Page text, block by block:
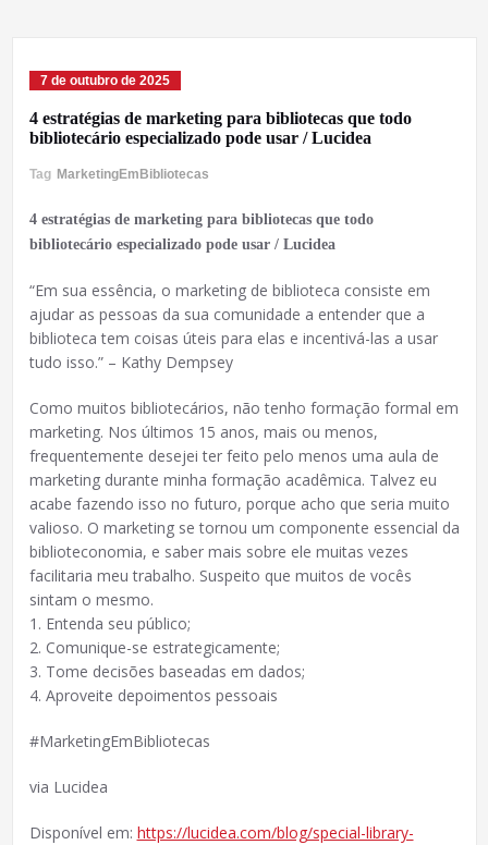
7 de outubro de 2025
4 estratégias de marketing para bibliotecas que todo
bibliotecário especializado pode usar / Lucidea
Tag MarketingEmBibliotecas
4 estratégias de marketing para bibliotecas que todo
bibliotecário especializado pode usar / Lucidea
“Em sua essência, o marketing de biblioteca consiste em
ajudar as pessoas da sua comunidade a entender que a
biblioteca tem coisas úteis para elas e incentivá-las a usar
tudo isso.” – Kathy Dempsey
Como muitos bibliotecários, não tenho formação formal em
marketing. Nos últimos 15 anos, mais ou menos,
frequentemente desejei ter feito pelo menos uma aula de
marketing durante minha formação acadêmica. Talvez eu
acabe fazendo isso no futuro, porque acho que seria muito
valioso. O marketing se tornou um componente essencial da
biblioteconomia, e saber mais sobre ele muitas vezes
facilitaria meu trabalho. Suspeito que muitos de vocês
sintam o mesmo.
1. Entenda seu público;
2. Comunique-se estrategicamente;
3. Tome decisões baseadas em dados;
4. Aproveite depoimentos pessoais
#MarketingEmBibliotecas
via Lucidea
Disponível em: https://lucidea.com/blog/special-library-